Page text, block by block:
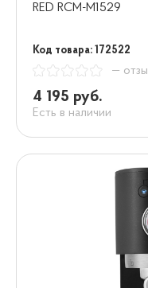
RED RCM-M1529
Код товара: 172522
—
4 195 руб.
Есть в наличии